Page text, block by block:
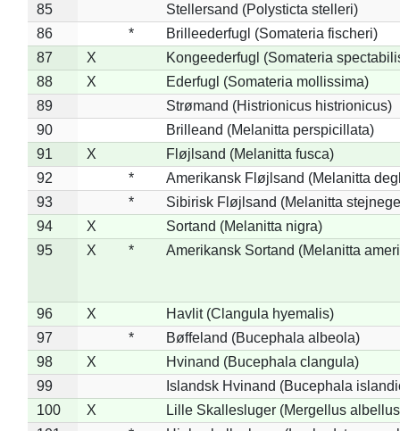
85
Stellersand (Polysticta stelleri)
86
*
Brilleederfugl (Somateria fischeri)
87
X
Kongeederfugl (Somateria
88
X
Ederfugl (Somateria mollissima)
89
Strømand (Histrionicus histrionicus)
90
Brilleand (Melanitta perspicillata)
91
X
Fløjlsand (Melanitta fusca)
92
*
Amerikansk Fløjlsand (Melanitta
93
*
Sibirisk Fløjlsand (Melanitta
94
X
Sortand (Melanitta nigra)
95
X * Amerikansk Sortand (Melanitta
96 X
Havlit (Clangula hyemalis)
97
*
Bøffeland (Bucephala albeola)
98
X
Hvinand (Bucephala clangula)
99
Islandsk Hvinand (Bucephala
100
X
Lille Skallesluger (Mergellus